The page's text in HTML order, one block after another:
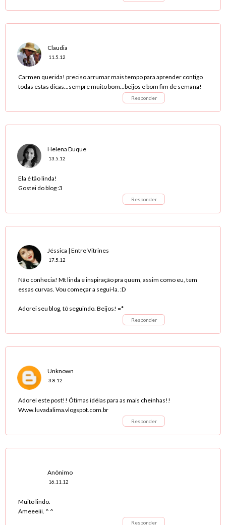
Claudia
11.5.12
Carmen querida! preciso arrumar mais tempo para aprender contigo
todas estas dicas...sempre muito bom...beijos e bom fim de semana!
Responder
Helena Duque
13.5.12
Ela é tão linda!
Gostei do blog :3
Responder
Jéssica | Entre Vitrines
17.5.12
Não conhecia! Mt linda e inspiração pra quem, assim como eu, tem
essas curvas. Vou começar a segui-la. :D
Adorei seu blog, tô seguindo. Beijos! =*
Responder
Unknown
3.8.12
Adorei este post!! Ótimas idéias para as mais cheinhas!!
Www.luvadalima.vlogspot.com.br
Responder
Anônimo
16.11.12
Muito lindo.
Ameeeiii. ^ ^
Responder